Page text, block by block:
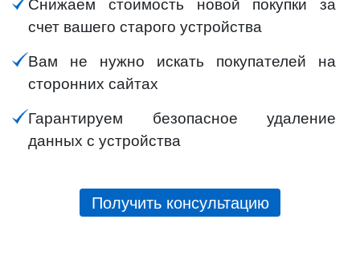
Снижаем стоимость новой покупки за
счет вашего старого устройства
Вам не нужно искать покупателей на
сторонних сайтах
Гарантируем безопасное удаление
данных с устройства
Получить консультацию